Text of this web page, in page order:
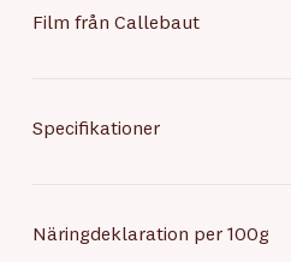
Film från Callebaut
Specifikationer
Näringdeklaration per 100g